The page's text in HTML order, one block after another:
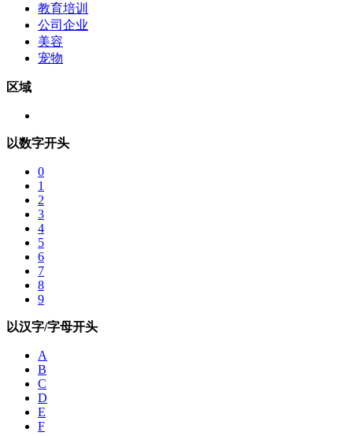
教育培训
公司企业
美容
宠物
区域
以数字开头
0
1
2
3
4
5
6
7
8
9
以汉字/字母开头
A
B
C
D
E
F